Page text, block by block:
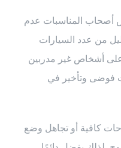
أصحاب المناسبات عدم
من عدد السيارات
على أشخاص غير مدربين
فوضى وتأخير في
كافية أو تجاهل وضع